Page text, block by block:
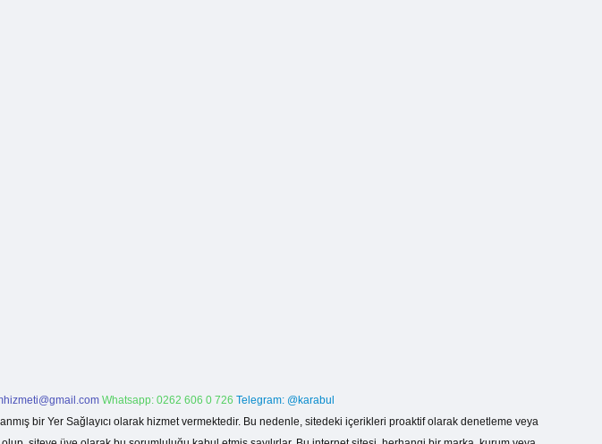
Whatsapp: 0262 606 0 726 Telegram: @karabul
bir Yer Sağlayıcı olarak hizmet vermektedir. Bu nedenle, sitedeki içerikleri proaktif olarak denetleme veya